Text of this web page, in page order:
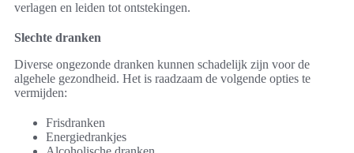
verlagen en leiden tot ontstekingen.
Slechte dranken
Diverse ongezonde dranken kunnen schadelijk zijn voor de
algehele gezondheid. Het is raadzaam de volgende opties te
vermijden:
Frisdranken
Energiedrankjes